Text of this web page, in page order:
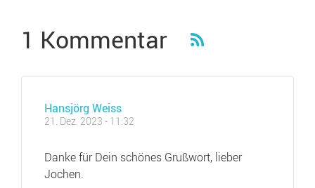
1 Kommentar
Hansjörg Weiss
21. Dez. 2023 - 11:32
Danke für Dein schönes Grußwort, lieber
Jochen.